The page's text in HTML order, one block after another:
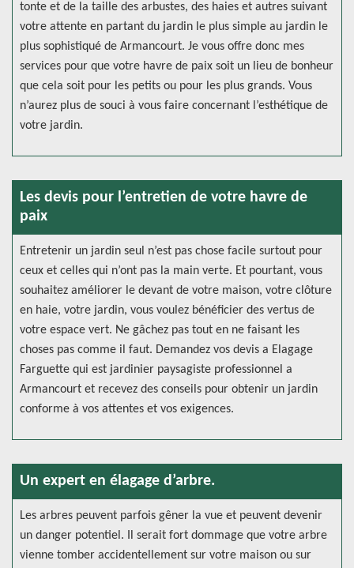
tonte et de la taille des arbustes, des haies et autres suivant
votre attente en partant du jardin le plus simple au jardin le
plus sophistiqué de Armancourt. Je vous offre donc mes
services pour que votre havre de paix soit un lieu de bonheur
que cela soit pour les petits ou pour les plus grands. Vous
n’aurez plus de souci à vous faire concernant l’esthétique de
votre jardin.
Les devis pour l’entretien de votre havre de
paix
Entretenir un jardin seul n’est pas chose facile surtout pour
ceux et celles qui n’ont pas la main verte. Et pourtant, vous
souhaitez améliorer le devant de votre maison, votre clôture
en haie, votre jardin, vous voulez bénéficier des vertus de
votre espace vert. Ne gâchez pas tout en ne faisant les
choses pas comme il faut. Demandez vos devis a Elagage
Farguette qui est jardinier paysagiste professionnel a
Armancourt et recevez des conseils pour obtenir un jardin
conforme à vos attentes et vos exigences.
Un expert en élagage d’arbre.
Les arbres peuvent parfois gêner la vue et peuvent devenir
un danger potentiel. Il serait fort dommage que votre arbre
vienne tomber accidentellement sur votre maison ou sur